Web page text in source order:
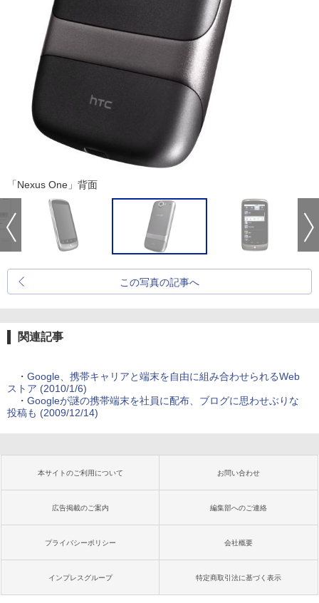
「Nexus One」背面
この写真の記事へ
関連記事
・ Google、携帯キャリアと端末を自由に組み合わせられるWeb
ストア (2010/1/6)
・ Googleが謎の携帯端末を社員に配布、ブログに思わせぶりな
投稿も (2009/12/14)
本サイトのご利用について お問い合わせ
広告掲載のご案内 編集部へのご連絡
プライバシーポリシー 会社概要
インプレスグループ 特定商取引法に基づく表示